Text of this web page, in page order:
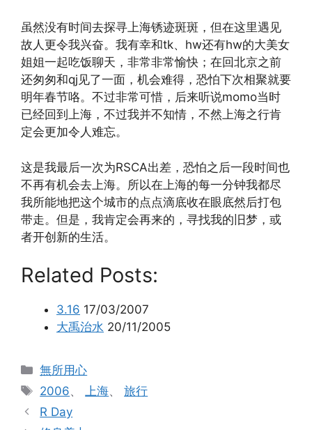
虽然没有时间去探寻上海锈迹斑斑，但在这里遇见
故人更令我兴奋。我有幸和tk、hw还有hw的大美女
姐姐一起吃饭聊天，非常非常愉快；在回北京之前
还匆匆和qj见了一面，机会难得，恐怕下次相聚就要
明年春节咯。不过非常可惜，后来听说momo当时
已经回到上海，不过我并不知情，不然上海之行肯
定会更加令人难忘。
这是我最后一次为RSCA出差，恐怕之后一段时间也
不再有机会去上海。所以在上海的每一分钟我都尽
我所能地把这个城市的点点滴底收在眼底然后打包
带走。但是，我肯定会再来的，寻找我的旧梦，或
者开创新的生活。
Related Posts:
3.16 17/03/2007
大禹治水 20/11/2005
分
类
無所用心
标
签
2006、上海、旅行
R Day